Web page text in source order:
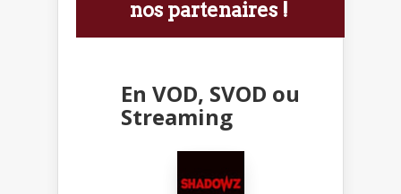
nos partenaires !
En VOD, SVOD ou
Streaming